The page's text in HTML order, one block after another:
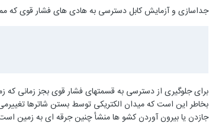
جداسازی و آزمایش کابل دسترسی به هادی های فشار قوی که
برای جلوگیری از دسترسی به قسمتهای فشار قوی بجز زمانی
بخاطر این است که میدان الکتریکی توسط بستن شاترها
جازدن یا بیرون آوردن کشو ها منشأ چنین جرقه ای به زمین